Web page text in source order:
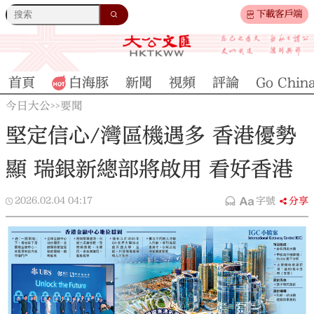
下載客戶端
首頁 白海豚 新聞 視頻 評論 Go
今日大公>>要聞
堅定信心/灣區機遇多 香港優勢
顯 瑞銀新總部將啟用 看好香港
2026.02.04 04:17 字號 分享